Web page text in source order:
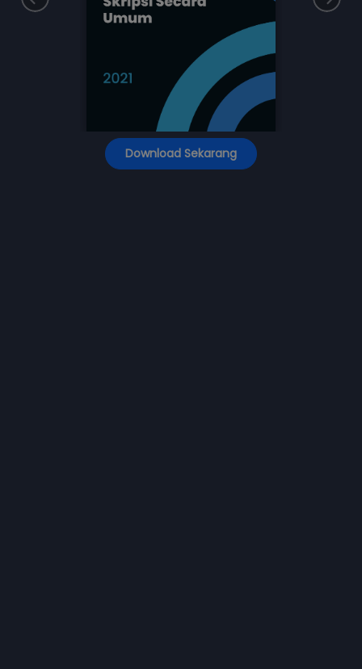
Download Sekarang